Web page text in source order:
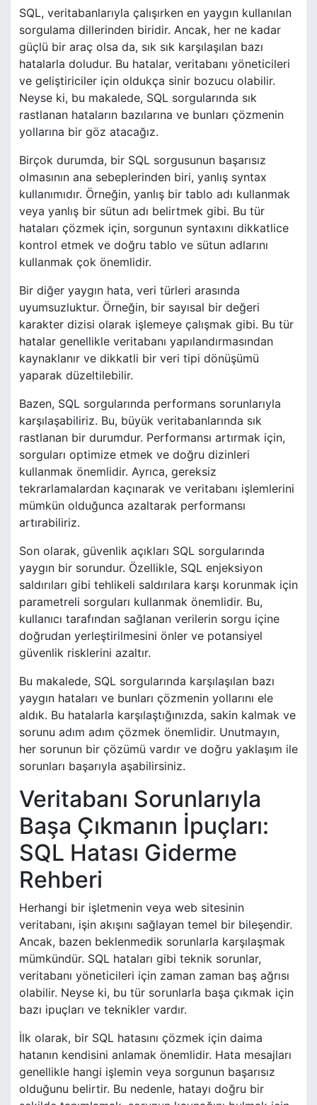
SQL, veritabanlarıyla çalışırken en yaygın kullanılan
sorgulama dillerinden biridir. Ancak, her ne kadar
güçlü bir araç olsa da, sık ​​sık karşılaşılan bazı
hatalarla doludur. Bu hatalar, veritabanı yöneticileri
ve geliştiriciler için oldukça sinir bozucu olabilir.
Neyse ki, bu makalede, SQL sorgularında sık ​​
rastlanan hataların bazılarına ve bunları çözmenin
yollarına bir göz atacağız.
Birçok durumda, bir SQL sorgusunun başarısız
olmasının ana sebeplerinden biri, yanlış syntax
kullanımıdır. Örneğin, yanlış bir tablo adı kullanmak
veya yanlış bir sütun adı belirtmek gibi. Bu tür
hataları çözmek için, sorgunun syntaxını dikkatlice
kontrol etmek ve doğru tablo ve sütun adlarını
kullanmak çok önemlidir.
Bir diğer yaygın hata, veri türleri arasında
uyumsuzluktur. Örneğin, bir sayısal bir değeri
karakter dizisi olarak işlemeye çalışmak gibi. Bu tür
hatalar genellikle veritabanı yapılandırmasından
kaynaklanır ve dikkatli bir veri tipi dönüşümü
yaparak düzeltilebilir.
Bazen, SQL sorgularında performans sorunlarıyla
karşılaşabiliriz. Bu, büyük veritabanlarında sık ​​
rastlanan bir durumdur. Performansı artırmak için,
sorguları optimize etmek ve doğru dizinleri
kullanmak önemlidir. Ayrıca, gereksiz
tekrarlamalardan kaçınarak ve veritabanı işlemlerini
mümkün olduğunca azaltarak performansı
artırabiliriz.
Son olarak, güvenlik açıkları SQL sorgularında
yaygın bir sorundur. Özellikle, SQL enjeksiyon
saldırıları gibi tehlikeli saldırılara karşı korunmak için
parametreli sorguları kullanmak önemlidir. Bu,
kullanıcı tarafından sağlanan verilerin sorgu içine
doğrudan yerleştirilmesini önler ve potansiyel
güvenlik risklerini azaltır.
Bu makalede, SQL sorgularında karşılaşılan bazı
yaygın hataları ve bunları çözmenin yollarını ele
aldık. Bu hatalarla karşılaştığınızda, sakin kalmak ve
sorunu adım adım çözmek önemlidir. Unutmayın,
her sorunun bir çözümü vardır ve doğru yaklaşım ile
sorunları başarıyla aşabilirsiniz.
Veritabanı Sorunlarıyla
Başa Çıkmanın İpuçları:
SQL Hatası Giderme
Rehberi
Herhangi bir işletmenin veya web sitesinin
veritabanı, işin akışını sağlayan temel bir bileşendir.
Ancak, bazen beklenmedik sorunlarla karşılaşmak
mümkündür. SQL hataları gibi teknik sorunlar,
veritabanı yöneticileri için zaman zaman baş ağrısı
olabilir. Neyse ki, bu tür sorunlarla başa çıkmak için
bazı ipuçları ve teknikler vardır.
İlk olarak, bir SQL hatasını çözmek için daima
hatanın kendisini anlamak önemlidir. Hata mesajları
genellikle hangi işlemin veya sorgunun başarısız
olduğunu belirtir. Bu nedenle, hatayı doğru bir